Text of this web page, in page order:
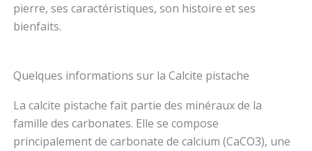
pierre, ses caractéristiques, son histoire et ses
bienfaits.
Quelques informations sur la Calcite pistache
La calcite pistache fait partie des minéraux de la
famille des carbonates. Elle se compose
principalement de carbonate de calcium (CaCO3), une